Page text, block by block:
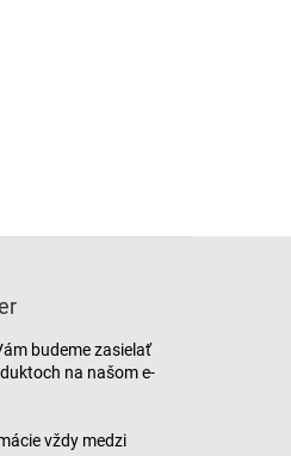
budeme zasielať
na našom e-